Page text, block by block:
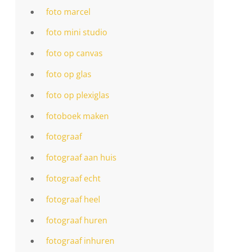
foto marcel
foto mini studio
foto op canvas
foto op glas
foto op plexiglas
fotoboek maken
fotograaf
fotograaf aan huis
fotograaf echt
fotograaf heel
fotograaf huren
fotograaf inhuren